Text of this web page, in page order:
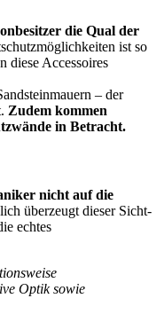
die Qual der
ist so
diese Accessoires
– der
Zudem kommen
in Betracht.
nicht auf die
überzeugt dieser Sicht-
echtes
Optik sowie